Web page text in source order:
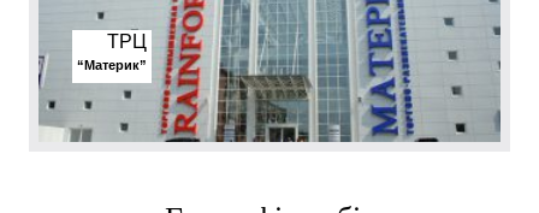
ТРЦ
“Материк”